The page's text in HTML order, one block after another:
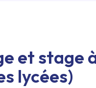
et stage
lycées)